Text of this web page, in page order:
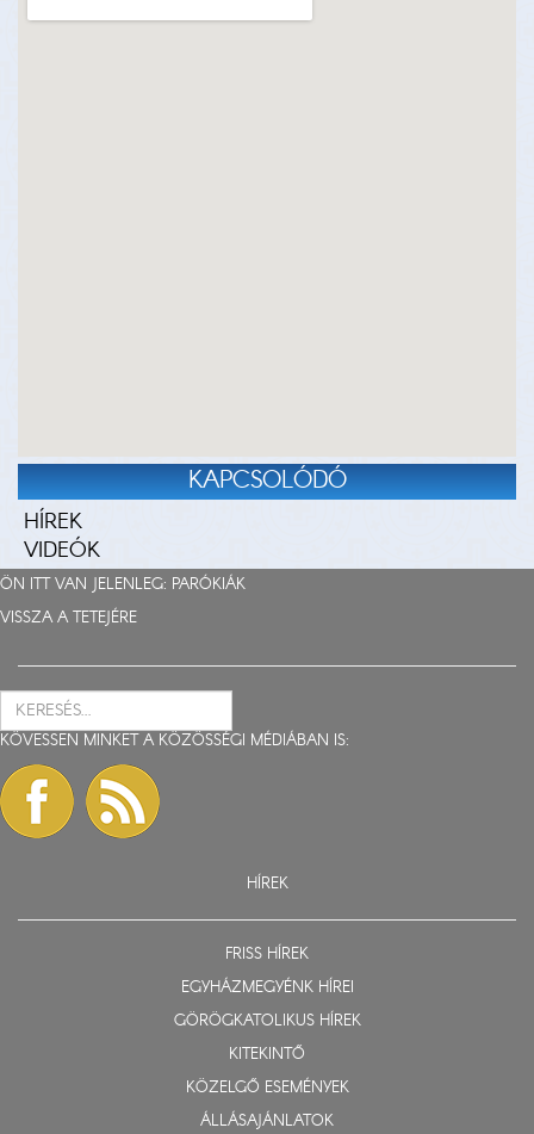
KAPCSOLÓDÓ
HÍREK
VIDEÓK
ÖN ITT VAN JELENLEG: PARÓKIÁK
VISSZA A TETEJÉRE
KÖVESSEN MINKET A KÖZÖSSÉGI MÉDIÁBAN IS:
HÍREK
FRISS HÍREK
EGYHÁZMEGYÉNK HÍREI
GÖRÖGKATOLIKUS HÍREK
KITEKINTŐ
KÖZELGŐ ESEMÉNYEK
ÁLLÁSAJÁNLATOK